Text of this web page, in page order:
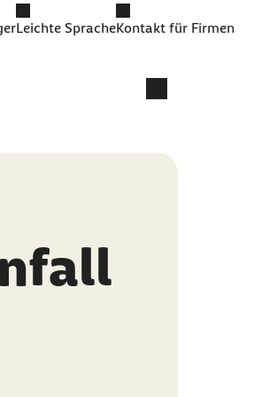
Leichte SpracheKontakt für Firmen